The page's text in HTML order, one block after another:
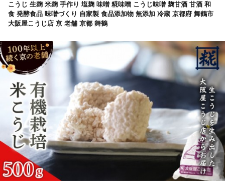
こうじ 生麹 米麹 手作り 塩麹 味噌 糀味噌 こうじ味噌 麹甘酒 甘酒 和
食 発酵食品 味噌づくり 自家製 食品添加物 無添加 冷蔵 京都府 舞鶴市
大阪屋こうじ店 京 老舗 京都 舞鶴